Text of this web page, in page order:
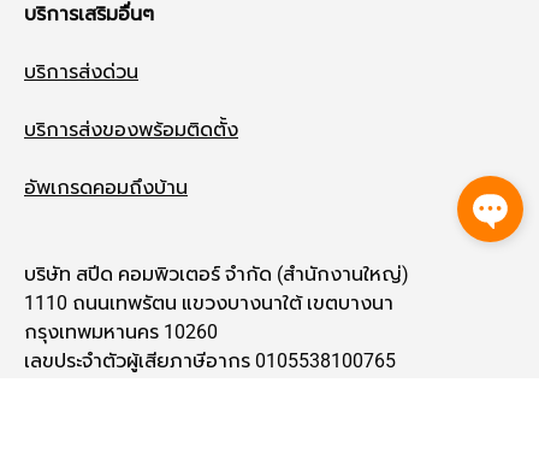
บริการเสริมอื่นๆ
บริการส่งด่วน
บริการส่งของพร้อมติดตั้ง
อัพเกรดคอมถึงบ้าน
บริษัท สปีด คอมพิวเตอร์ จำกัด (สำนักงานใหญ่)
1110 ถนนเทพรัตน แขวงบางนาใต้ เขตบางนา
กรุงเทพมหานคร 10260
เลขประจำตัวผู้เสียภาษีอากร 0105538100765